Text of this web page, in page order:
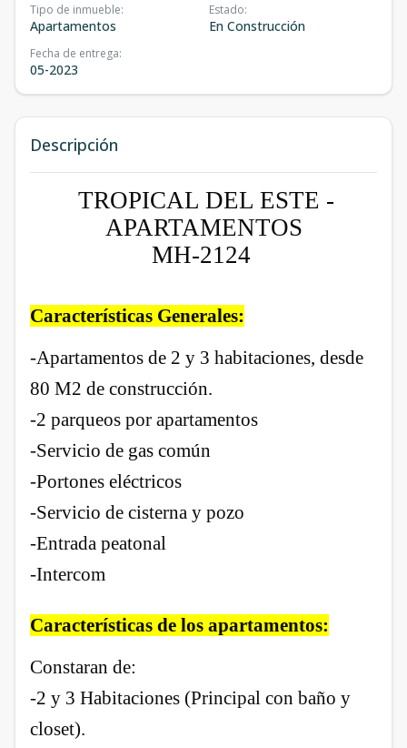
Tipo de inmueble:
Apartamentos
Estado:
En Construcción
Fecha de entrega:
05-2023
Descripción
TROPICAL DEL ESTE -
APARTAMENTOS
MH-2124
Características Generales:
-Apartamentos de 2 y 3 habitaciones, desde
80 M2 de construcción.
-2 parqueos por apartamentos
-Servicio de gas común
-Portones eléctricos
-Servicio de cisterna y pozo
-Entrada peatonal
-Intercom
Características de los apartamentos:
Constaran de:
-2 y 3 Habitaciones (Principal con baño y
closet).